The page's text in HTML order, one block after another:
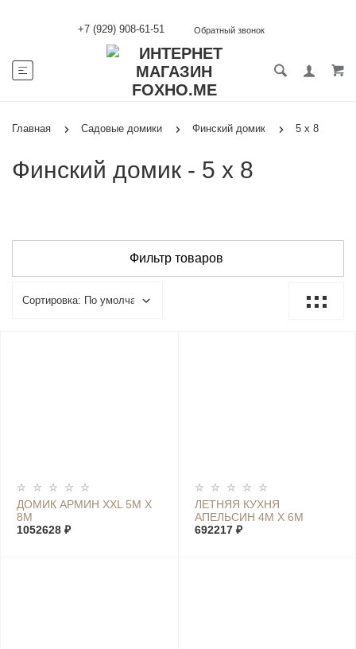
+7 (929) 908-61-51 Обратный звонок
Главная Садовые домики Финский домик 5 х 8
Финский домик - 5 х 8
Фильтр товаров
ДОМИК АРМИН XXL 5М Х
8М
1052628 ₽
ЛЕТНЯЯ КУХНЯ
АПЕЛЬСИН 4М Х 6М
692217 ₽